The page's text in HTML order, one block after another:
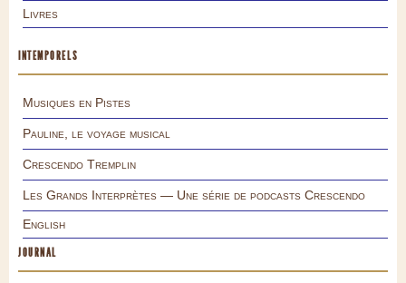
Livres
INTEMPORELS
Musiques en Pistes
Pauline, le voyage musical
Crescendo Tremplin
Les Grands Interprètes — Une série de podcasts Crescendo
English
JOURNAL